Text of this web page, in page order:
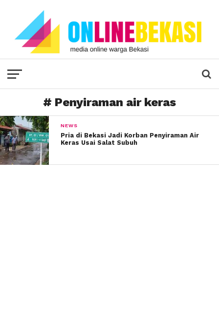
# Penyiraman air keras
NEWS
Pria di Bekasi Jadi Korban Penyiraman Air
Keras Usai Salat Subuh